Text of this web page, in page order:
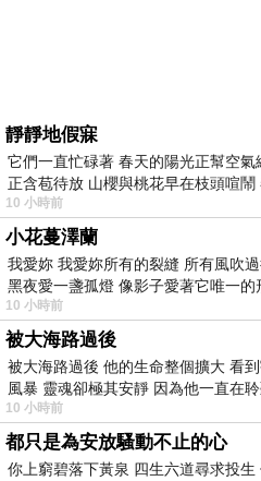
靜靜地假寐
它們一直忙碌著 春天的陽光正幫空
正含苞待放 山櫻與桃花早在枝頭喧
10 小時前
小花蔓澤蘭
我愛妳 我愛妳所有的裂縫 所有風吹
黑夜愛一盞孤燈 像影子愛著它唯一
10 小時前
被大海路過後
被大海路過後 他的生命整個擴大 看
風暴 靈魂卻極其安靜 因為他一直在
10 小時前
都只是為安放騷動不止的心
你上窮碧落下黃泉 四生六道尋求投